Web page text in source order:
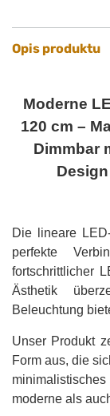
Opis produktu
Moderne
120 cm –
Dimmbar
Die lineare
perfekte
fortschrittlicher
Ästhetik
Beleuchtung
Unser Produkt
Form aus, die
moderne als